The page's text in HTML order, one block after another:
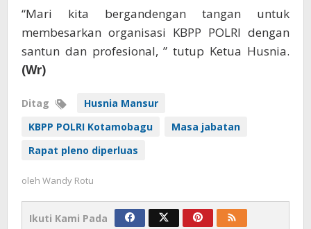
“Mari kita bergandengan tangan untuk
membesarkan organisasi KBPP POLRI dengan
santun dan profesional, ” tutup Ketua Husnia.
(Wr)
Ditag
Husnia Mansur
KBPP POLRI Kotamobagu
Masa jabatan
Rapat pleno diperluas
oleh Wandy Rotu
Ikuti Kami Pada